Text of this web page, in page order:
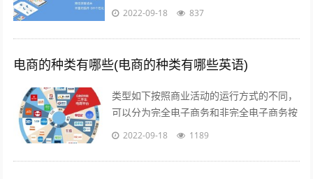
上的表现是令人信服的相位检测和对比度检
2022-09-18 837
电商的种类有哪些(电商的种类有哪些英语)
类型如下按照商业活动的运行方式的不同，
可以分为完全电子商务和非完全电子商务按
照商务活动的内容的不同，可以分为间接电
2022-09-18 1189